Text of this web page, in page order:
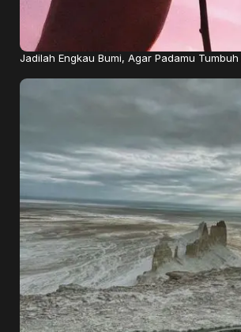
Jadilah Engkau Bumi, Agar Padamu